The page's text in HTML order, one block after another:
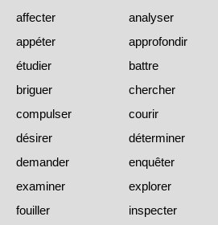
affecter
analyser
appéter
approfondir
étudier
battre
briguer
chercher
compulser
courir
désirer
déterminer
demander
enquêter
examiner
explorer
fouiller
inspecter